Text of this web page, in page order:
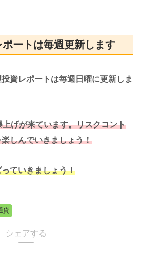
ートは毎週更新します
資レポートは毎週日曜に更新しま
げが来ています。リスクコント
しんでいきましょう！
ていきましょう！
貨
シェアする